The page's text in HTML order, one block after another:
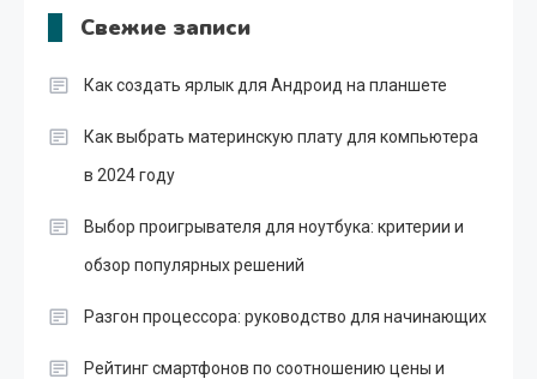
Свежие записи
Как создать ярлык для Андроид на планшете
Как выбрать материнскую плату для компьютера
в 2024 году
Выбор проигрывателя для ноутбука: критерии и
обзор популярных решений
Разгон процессора: руководство для начинающих
Рейтинг смартфонов по соотношению цены и